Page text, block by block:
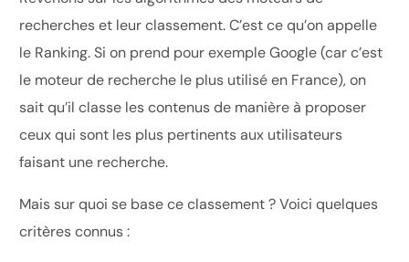
recherches et leur classement. C’est ce qu’on appelle
le Ranking. Si on prend pour exemple Google (car c’est
le moteur de recherche le plus utilisé en France), on
sait qu’il classe les contenus de manière à proposer
ceux qui sont les plus pertinents aux utilisateurs
faisant une recherche.
Mais sur quoi se base ce classement ? Voici quelques
critères connus :